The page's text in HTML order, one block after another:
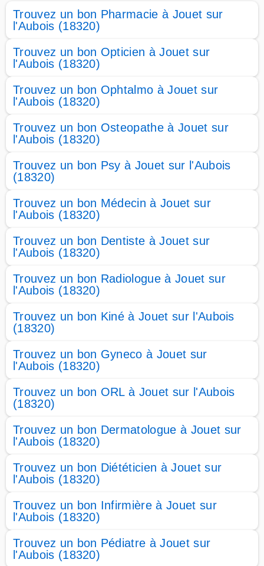
Trouvez un bon Pharmacie à Jouet sur
l'Aubois (18320)
Trouvez un bon Opticien à Jouet sur
l'Aubois (18320)
Trouvez un bon Ophtalmo à Jouet sur
l'Aubois (18320)
Trouvez un bon Osteopathe à Jouet sur
l'Aubois (18320)
Trouvez un bon Psy à Jouet sur l'Aubois
(18320)
Trouvez un bon Médecin à Jouet sur
l'Aubois (18320)
Trouvez un bon Dentiste à Jouet sur
l'Aubois (18320)
Trouvez un bon Radiologue à Jouet sur
l'Aubois (18320)
Trouvez un bon Kiné à Jouet sur l'Aubois
(18320)
Trouvez un bon Gyneco à Jouet sur
l'Aubois (18320)
Trouvez un bon ORL à Jouet sur l'Aubois
(18320)
Trouvez un bon Dermatologue à Jouet sur
l'Aubois (18320)
Trouvez un bon Diététicien à Jouet sur
l'Aubois (18320)
Trouvez un bon Infirmière à Jouet sur
l'Aubois (18320)
Trouvez un bon Pédiatre à Jouet sur
l'Aubois (18320)